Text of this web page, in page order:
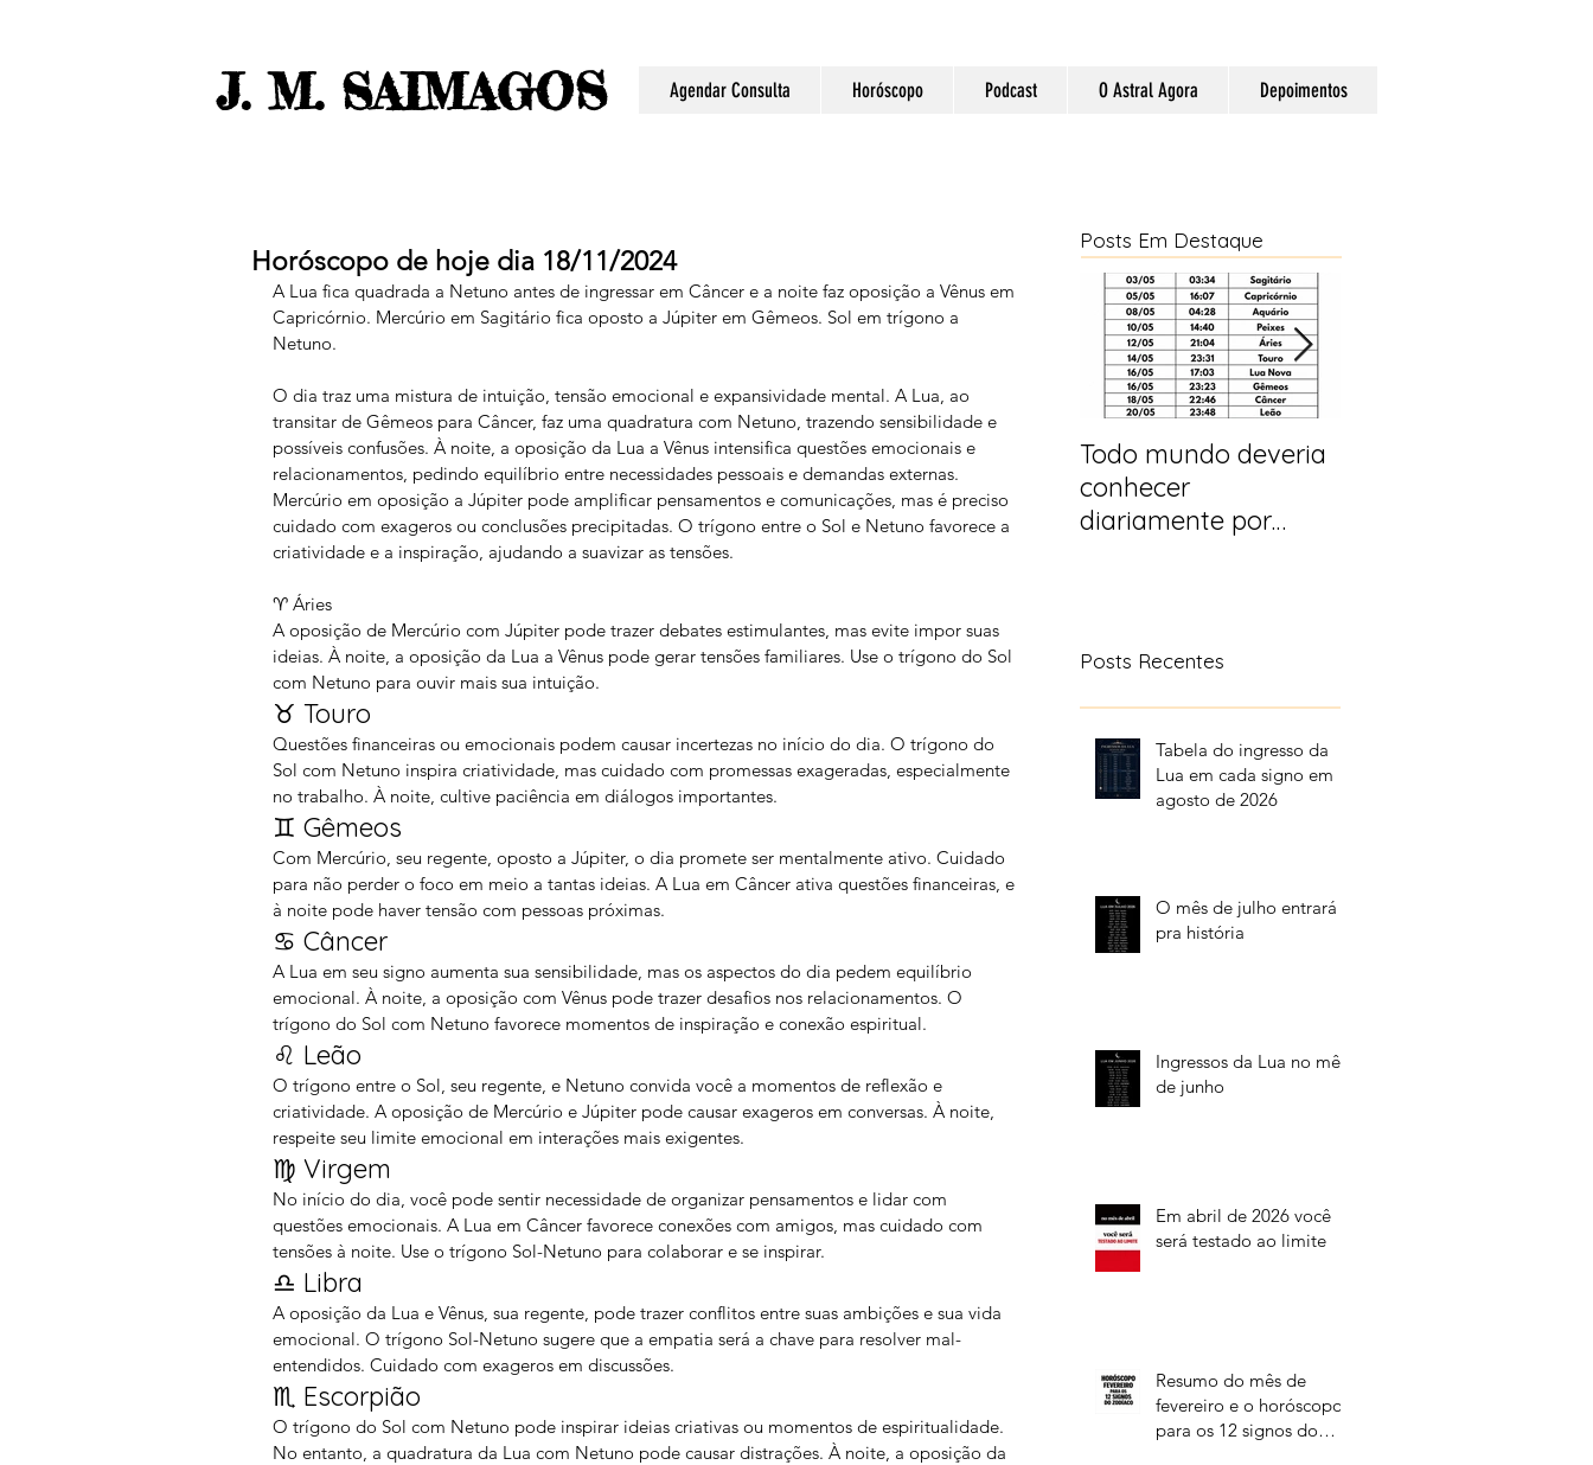
J. M. SAIMAGOS Agendar Consulta Horóscopo Podcast O Astral Agora Depoimentos
Horóscopo de hoje dia 18/11/2024
A Lua fica quadrada a Netuno antes de ingressar em Câncer e a noite faz oposição a Vênus em
Capricórnio. Mercúrio em Sagitário fica oposto a Júpiter em Gêmeos. Sol em trígono a
Netuno.
O dia traz uma mistura de intuição, tensão emocional e expansividade mental. A Lua, ao
transitar de Gêmeos para Câncer, faz uma quadratura com Netuno, trazendo sensibilidade e
possíveis confusões. À noite, a oposição da Lua a Vênus intensifica questões emocionais e
relacionamentos, pedindo equilíbrio entre necessidades pessoais e demandas externas.
Mercúrio em oposição a Júpiter pode amplificar pensamentos e comunicações, mas é preciso
cuidado com exageros ou conclusões precipitadas. O trígono entre o Sol e Netuno favorece a
criatividade e a inspiração, ajudando a suavizar as tensões.
♈ Áries
A oposição de Mercúrio com Júpiter pode trazer debates estimulantes, mas evite impor suas
ideias. À noite, a oposição da Lua a Vênus pode gerar tensões familiares. Use o trígono do Sol
com Netuno para ouvir mais sua intuição.
♉ Touro
Questões financeiras ou emocionais podem causar incertezas no início do dia. O trígono do
Sol com Netuno inspira criatividade, mas cuidado com promessas exageradas, especialmente
no trabalho. À noite, cultive paciência em diálogos importantes.
♊ Gêmeos
Com Mercúrio, seu regente, oposto a Júpiter, o dia promete ser mentalmente ativo. Cuidado
para não perder o foco em meio a tantas ideias. A Lua em Câncer ativa questões financeiras, e
à noite pode haver tensão com pessoas próximas.
♋ Câncer
A Lua em seu signo aumenta sua sensibilidade, mas os aspectos do dia pedem equilíbrio
emocional. À noite, a oposição com Vênus pode trazer desafios nos relacionamentos. O
trígono do Sol com Netuno favorece momentos de inspiração e conexão espiritual.
♌ Leão
O trígono entre o Sol, seu regente, e Netuno convida você a momentos de reflexão e
criatividade. A oposição de Mercúrio e Júpiter pode causar exageros em conversas. À noite,
respeite seu limite emocional em interações mais exigentes.
♍ Virgem
No início do dia, você pode sentir necessidade de organizar pensamentos e lidar com
questões emocionais. A Lua em Câncer favorece conexões com amigos, mas cuidado com
tensões à noite. Use o trígono Sol-Netuno para colaborar e se inspirar.
♎ Libra
A oposição da Lua e Vênus, sua regente, pode trazer conflitos entre suas ambições e sua vida
emocional. O trígono Sol-Netuno sugere que a empatia será a chave para resolver mal-
entendidos. Cuidado com exageros em discussões.
♏ Escorpião
O trígono do Sol com Netuno pode inspirar ideias criativas ou momentos de espiritualidade.
No entanto, a quadratura da Lua com Netuno pode causar distrações. À noite, a oposição da
Posts Em Destaque
Todo mundo deveria
conhecer
diariamente por
Posts Recentes
Tabela do ingresso da
Lua em cada signo em
agosto de 2026
O mês de julho entrará
pra história
Ingressos da Lua no mês
de junho
Em abril de 2026 você
será testado ao limite
Resumo do mês de
fevereiro e o horóscopo
para os 12 signos do